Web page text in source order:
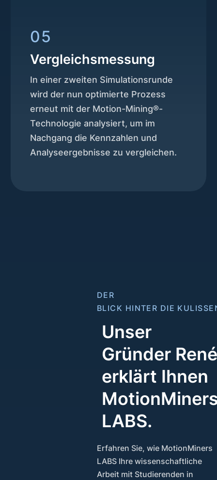
05
Vergleichsmessung
In einer zweiten Simulationsrunde
wird der nun optimierte Prozess
erneut mit der Motion-Mining®-
Technologie analysiert, um im
Nachgang die Kennzahlen und
Analyseergebnisse zu vergleichen.
DER
BLICK HINTER DIE
Unser
Gründer René
erklärt Ihnen
LABS.
Erfahren Sie, wie MotionMiners
LABS Ihre wissenschaftliche
Arbeit mit Studierenden in